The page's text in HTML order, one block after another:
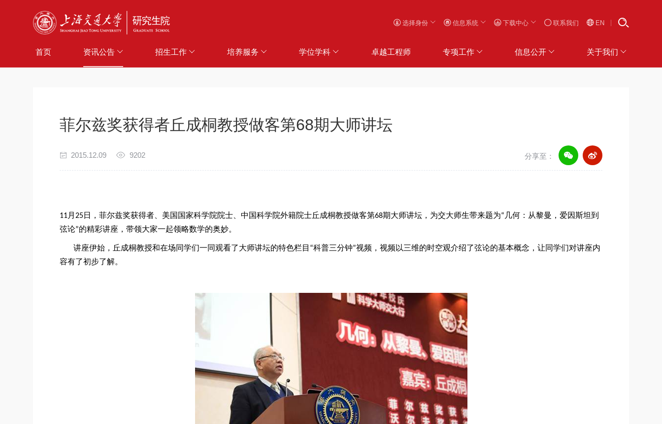
选择身份 信息系统 下载中心 联系我们 EN
首页 资讯公告 招生工作 培养服务 学位学科 卓越工程师 专项工作 信息公开 关于我们
菲尔兹奖获得者丘成桐教授做客第68期大师讲坛
2015.12.09 9202 分享至：
11月 25日，菲尔兹奖获得者、美国国家科学院院士、中国科学院外籍院士丘成桐教授做客第68期大师讲坛，为交大师生带来题为“几何：从黎曼，爱因斯坦到
弦论”的精彩讲座，带领大家一起领略数学的奥妙。
讲座伊始，丘成桐教授和在场同学们一同观看了大师讲坛的特色栏目“科普三分钟”视频，视频以三维的时空观介绍了弦论的基本概念，让同学们对讲座内
容有了初步了解。